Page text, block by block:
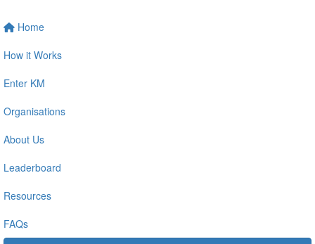
Home
How it Works
Enter KM
Organisations
About Us
Leaderboard
Resources
FAQs